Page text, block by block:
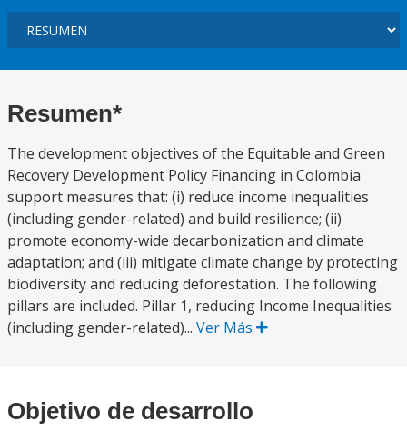
Resumen*
The development objectives of the Equitable and Green
Recovery Development Policy Financing in Colombia
support measures that: (i) reduce income inequalities
(including gender-related) and build resilience; (ii)
promote economy-wide decarbonization and climate
adaptation; and (iii) mitigate climate change by protecting
biodiversity and reducing deforestation. The following
pillars are included. Pillar 1, reducing Income Inequalities
(including gender-related)... Ver Más
Objetivo de desarrollo